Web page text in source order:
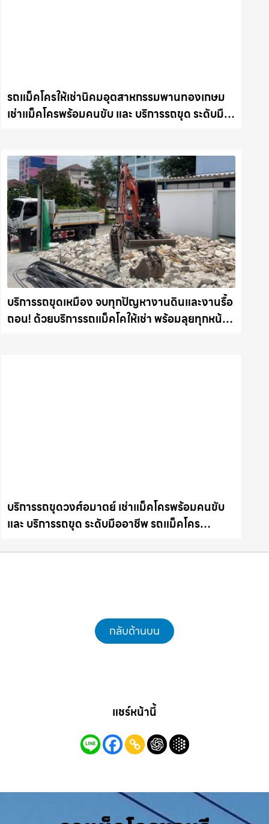
รถแม็คโครให้เช่านิคมอุตสาหกรรมพานทองเกษม
เช่าแม็คโครพร้อมคนขับ และ บริการรถขุด ระดับมือ
บริการรถขุดเหมือง จบทุกปัญหางานดินและงานรื้อ
ถอน! ด้วยบริการรถแม็คโคให้เช่า พร้อมลุยทุกหน้า
บริการรถขุดวงศ์อมาตย์ เช่าแม็คโครพร้อมคนขับ
และ บริการรถขุด ระดับมืออาชีพ รถแม็คโคร
กลับด้านบน
แชร์หน้านี้